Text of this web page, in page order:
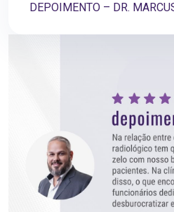
DEPOIMENTO – DR.